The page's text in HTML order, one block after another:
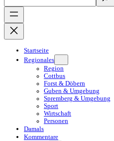
Startseite
Regionales
Region
Cottbus
Forst & Döbern
Guben & Umgebung
Spremberg & Umgebung
Sport
Wirtschaft
Personen
Damals
Kommentare